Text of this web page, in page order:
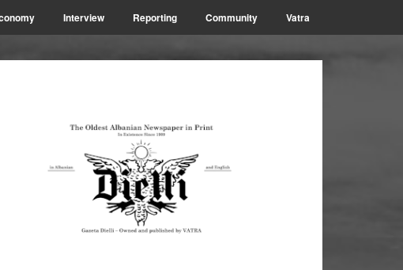
Interview Reporting Community Vatra